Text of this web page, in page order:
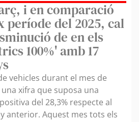
i en comparació
període del 2025, cal
de en els
100%' amb 17
vehicles durant el mes de
xifra que suposa una
del 28,3% respecte al
anterior. Aquest mes tots els